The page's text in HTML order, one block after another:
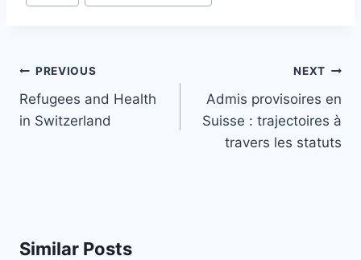
Post
navigation
PREVIOUS
Refugees and Health
in Switzerland
NEXT
Admis provisoires en
Suisse : trajectoires à
travers les statuts
Similar Posts